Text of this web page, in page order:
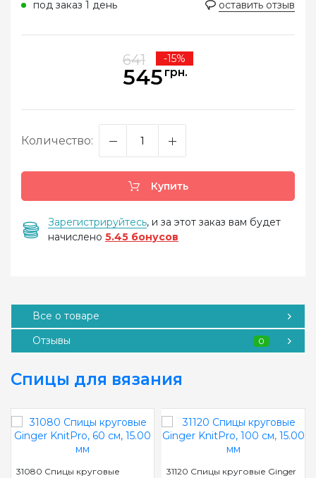
под заказ 1 день
оставить отзыв
641 -15%
545 грн.
Количество:
Купить
Зарегистрируйтесь, и за этот заказ вам будет
начислено 5.45 бонусов
Все о товаре
Отзывы
0
Спицы для вязания
31080 Спицы круговые
31120 Спицы круговые Ginger